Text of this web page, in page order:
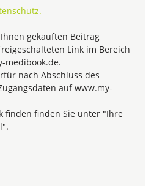
gekauften Beitrag
Link im Bereich
medibook.de.
nach Abschluss des
auf www.my-
finden finden Sie unter "Ihre